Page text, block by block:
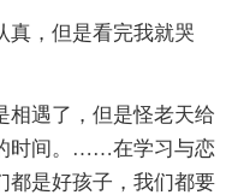
真，但是看完我就哭
相遇了，但是怪老天给
时间。……在学习与恋
都是好孩子，我们都要